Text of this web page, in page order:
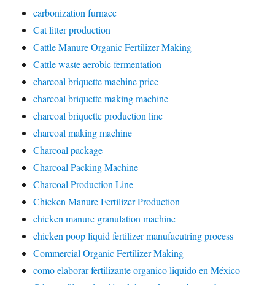
carbonization furnace
Cat litter production
Cattle Manure Organic Fertilizer Making
Cattle waste aerobic fermentation
charcoal briquette machine price
charcoal briquette making machine
charcoal briquette production line
charcoal making machine
Charcoal package
Charcoal Packing Machine
Charcoal Production Line
Chicken Manure Fertilizer Production
chicken manure granulation machine
chicken poop liquid fertilizer manufacutring process
Commercial Organic Fertilizer Making
como elaborar fertilizante organico liquido en México